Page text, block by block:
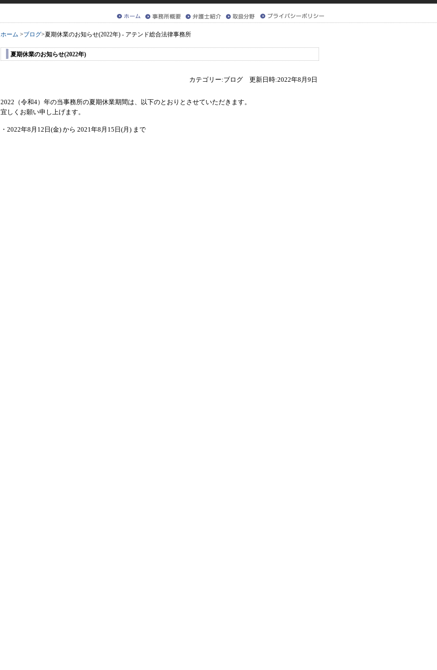
ホーム >ブログ>夏期休業のお知らせ(2022年) - アテンド総合法律事務所
夏期休業のお知らせ(2022年)
カテゴリー:ブログ 更新日時:2022年8月9日
2022（令和4）年の当事務所の夏期休業期間は、以下のとおりとさせていただきます。
宜しくお願い申し上げます。
・2022年8月12日(金) から 2021年8月15日(月) まで